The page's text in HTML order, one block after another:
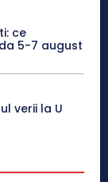
ce
5-7 august
verii la U